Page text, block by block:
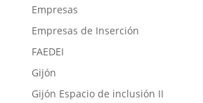
Empresas
Empresas de Inserción
FAEDEI
Gijón
Gijón Espacio de inclusión II